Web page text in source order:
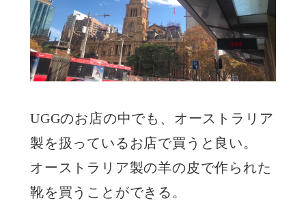
UGGのお店の中でも、オーストラリア
製を扱っているお店で買うと良い。
オーストラリア製の羊の皮で作られた
靴を買うことができる。